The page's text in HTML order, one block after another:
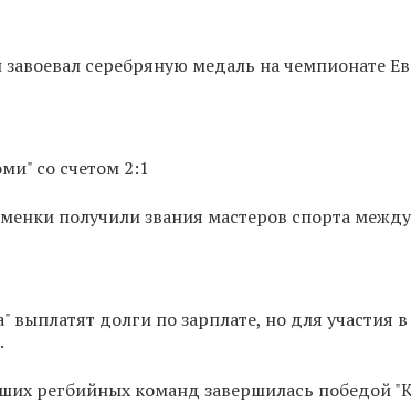
серебряную медаль на чемпионате
со счетом 2:1
получили звания мастеров спорта
выплатят долги по зарплате, но для участия
регбийных команд завершилась победой